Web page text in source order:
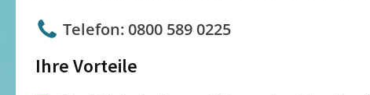
Telefon: 0800 589 0225
Ihre Vorteile